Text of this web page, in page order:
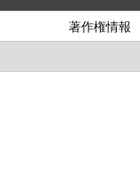
著作権情報